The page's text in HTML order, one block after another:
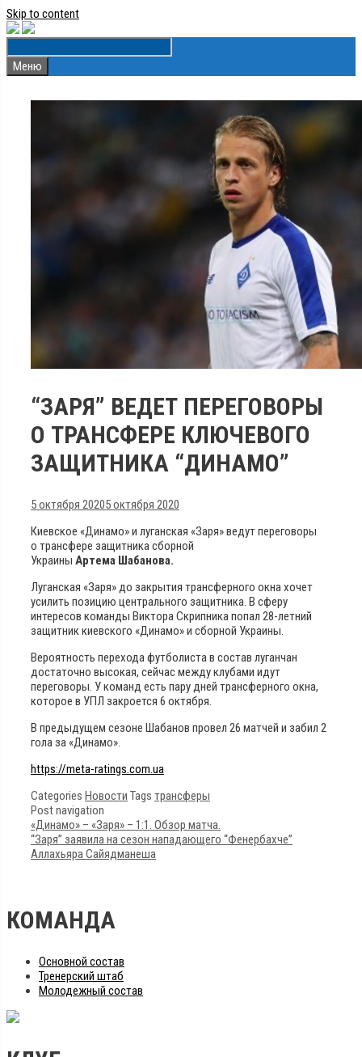
Skip to content
Меню
“ЗАРЯ” ВЕДЕТ ПЕРЕГОВОРЫ
О ТРАНСФЕРЕ КЛЮЧЕВОГО
ЗАЩИТНИКА “ДИНАМО”
5 октября 20205 октября 2020
Киевское «Динамо» и луганская «Заря» ведут переговоры
о трансфере защитника сборной
Украины Артема Шабанова.
Луганская «Заря» до закрытия трансферного окна хочет
усилить позицию центрального защитника. В сферу
интересов команды Виктора Скрипника попал 28-летний
защитник киевского «Динамо» и сборной Украины.
Вероятность перехода футболиста в состав луганчан
достаточно высокая, сейчас между клубами идут
переговоры. У команд есть пару дней трансферного окна,
которое в УПЛ закроется 6 октября.
В предыдущем сезоне Шабанов провел 26 матчей и забил 2
гола за «Динамо».
https://meta-ratings.com.ua
Categories Новости Tags трансферы
Post navigation
«Динамо» – «Заря» – 1:1. Обзор матча.
“Заря” заявила на сезон нападающего “Фенербахче”
Аллахьяра Сайядманеша
КОМАНДА
Основной состав
Тренерский штаб
Молодежный состав